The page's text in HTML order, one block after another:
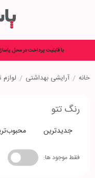
با قابلیت پرداخت در محل
خانه / آرایشی بهداشتی / لوازم
رنگ تتو
جدیدترین
فقط موجود ها: